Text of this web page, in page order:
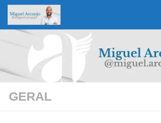
Skip to content
GERAL